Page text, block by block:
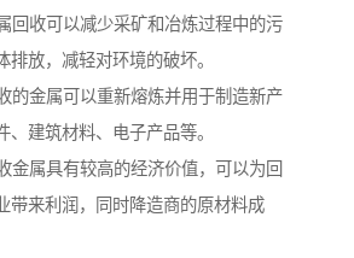
回收可以减少采矿和冶炼过程中的污
排放，减轻对环境的破坏。
的金属可以重新熔炼并用于制造新产
、建筑材料、电子产品等。
金属具有较高的经济价值，可以为回
带来利润，同时降造商的原材料成